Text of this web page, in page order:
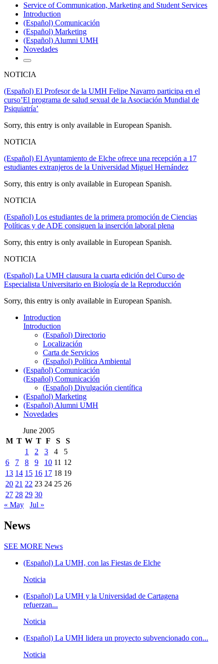
Service of Communication, Marketing and Student Services
Introduction
(Español) Comunicación
(Español) Marketing
(Español) Alumni UMH
Novedades
NOTICIA
(Español) El Profesor de la UMH Felipe Navarro participa en el
curso’El programa de salud sexual de la Asociación Mundial de
Psiquiatría’
Sorry, this entry is only available in European Spanish.
NOTICIA
(Español) El Ayuntamiento de Elche ofrece una recepción a 17
estudiantes extranjeros de la Universidad Miguel Hernández
Sorry, this entry is only available in European Spanish.
NOTICIA
(Español) Los estudiantes de la primera promoción de Ciencias
Políticas y de ADE consiguen la inserción laboral plena
Sorry, this entry is only available in European Spanish.
NOTICIA
(Español) La UMH clausura la cuarta edición del Curso de
Especialista Universitario en Biología de la Reproducción
Sorry, this entry is only available in European Spanish.
Introduction
Introduction
(Español) Directorio
Localización
Carta de Servicios
(Español) Política Ambiental
(Español) Comunicación
(Español) Comunicación
(Español) Divulgación científica
(Español) Marketing
(Español) Alumni UMH
Novedades
June 2005
M T W T F S
S
1
2 3 4
5
6
7 8 9 10 11 12
13 14 15 16 17 18 19
20 21 22 23 24 25 26
27 28 29 30
« May
Jul »
News
SEE MORE News
(Español) La UMH, con las Fiestas de Elche
Noticia
(Español) La UMH y la Universidad de Cartagena
refuerzan...
Noticia
(Español) La UMH lidera un proyecto subvencionado con...
Noticia